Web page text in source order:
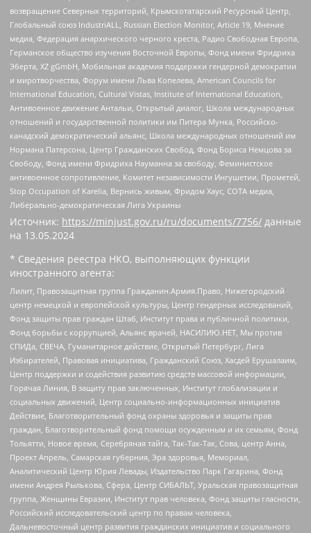
возвращение Северных территорий, Крымскотатарский Ресурсный Центр,
Глобальный союз IndustriALL, Russian Election Monitor, Article 19, Мнение
медиа, Федерация анархического черного креста, Радио Свободная Европа,
Германское общество изучения Восточной Европы, Фонд имени Фридриха
Эберта, XZ gGmbH, Мобильная академия поддержки гендерной демократии
и миротворчества, Форум имени Льва Копелева, American Councils for
International Education, Cultural Vistas, Institute of International Education,
Антивоенное движение Антальи, Открытый диалог, Школа международных
отношений и государственной политики им Питера Мунка, Российско-
канадский демократический альянс, Школа международных отношений им
Нормана Патерсона, Центр Гражданских Свобод, Фонд Бориса Немцова за
Свободу, Фонд имени Фридриха Науманна за свободу, Феминистское
антивоенное сопротивление, Комитет независимости Ингушетии, Прометей,
Stop Occupation of Karelia, Вернись живым, Фридом Хаус, СОТА медиа,
Либерально-демократическая Лига Украины
Источник: https://minjust.gov.ru/ru/documents/7756/ данные
на 13.05.2024
* Сведения реестра НКО, выполняющих функции
иностранного агента:
Лилит, Правозащитная группа Гражданин.Армия.Право, Нижегородский
центр немецкой и европейской культуры, Центр гендерных исследований,
Фонд защиты прав граждан Штаб, Институт права и публичной политики,
Фонд борьбы с коррупцией, Альянс врачей, НАСИЛИЮ.НЕТ, Мы против
СПИДа, СВЕЧА, Гуманитарное действие, Открытый Петербург, Лига
Избирателей, Правовая инициатива, Гражданский Союз, Хасдей Ерушалаим,
Центр поддержки и содействия развитию средств массовой информации,
Горячая Линия, В защиту прав заключенных, Институт глобализации и
социальных движений, Центр социально-информационных инициатив
Действие, Благотворительный фонд охраны здоровья и защиты прав
граждан, Благотворительный фонд помощи осужденным и их семьям, Фонд
Тольятти, Новое время, Серебряная тайга, Так-Так-Так, Сова, центр Анна,
Проект Апрель, Самарская губерния, Эра здоровья, Мемориал,
Аналитический Центр Юрия Левады, Издательство Парк Гагарина, Фонд
имени Андрея Рылькова, Сфера, Центр СИБАЛЬТ, Уральская правозащитная
группа, Женщины Евразии, Институт прав человека, Фонд защиты гласности,
Российский исследовательский центр по правам человека,
Дальневосточный центр развития гражданских инициатив и социального